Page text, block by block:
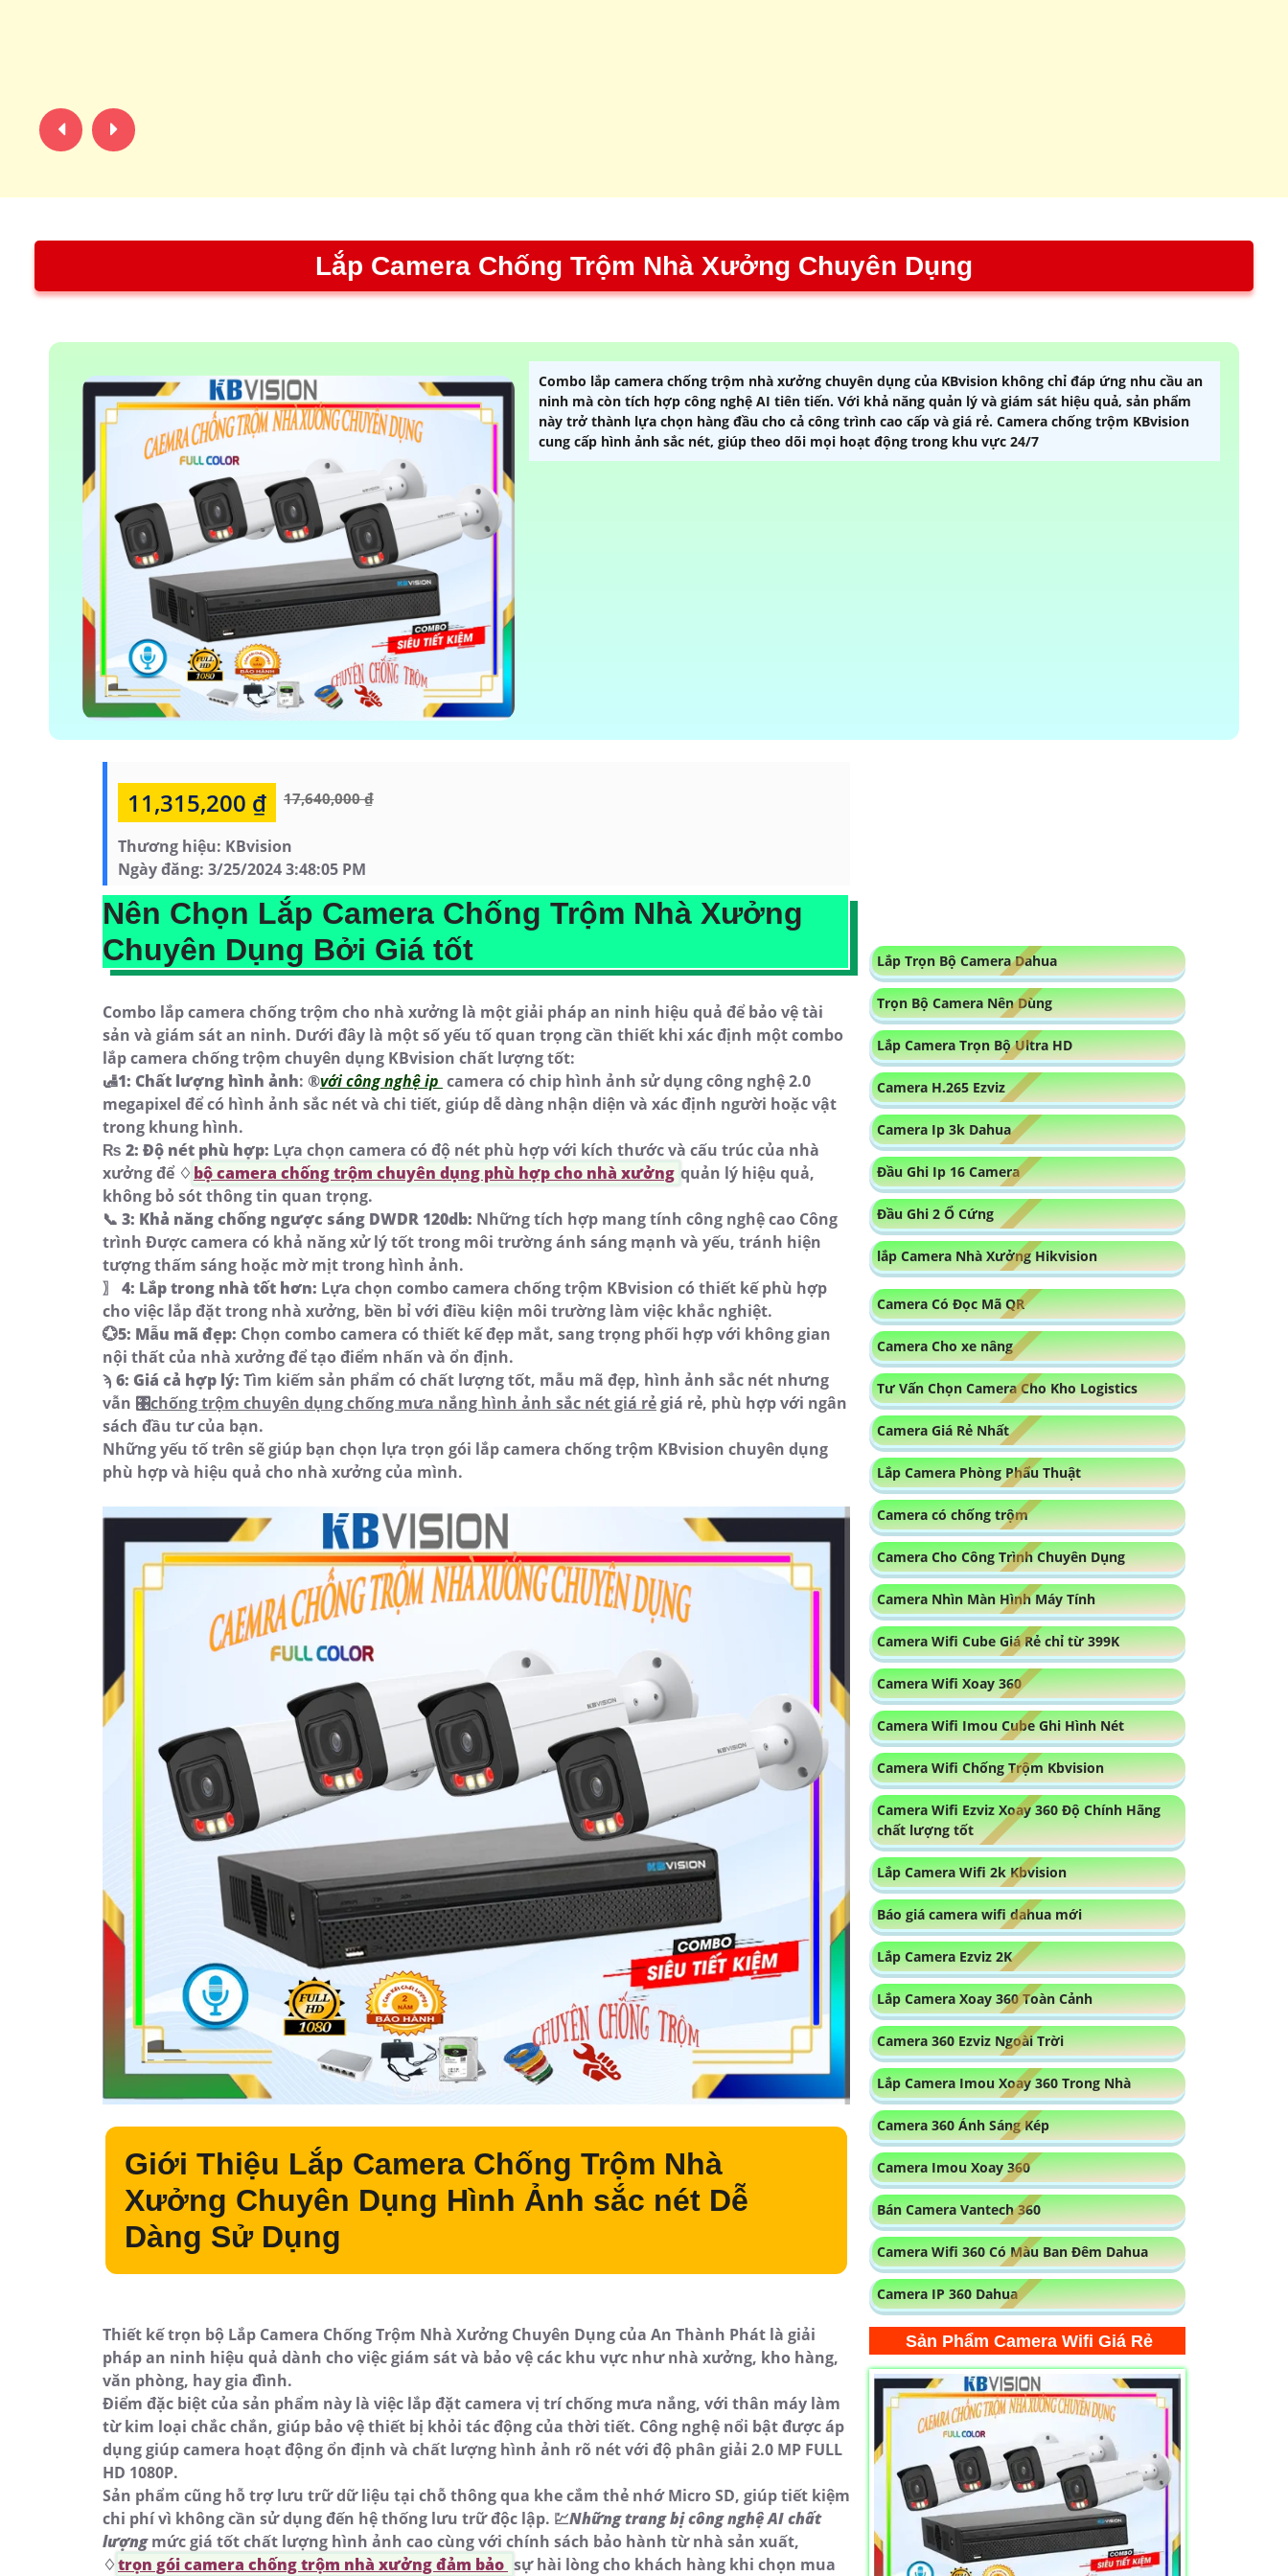
Lắp Camera Chống Trộm Nhà Xưởng Chuyên Dụng
Combo lắp camera chống trộm nhà xưởng chuyên dụng của KBvision không chỉ đáp ứng nhu cầu an
ninh mà còn tích hợp công nghệ AI tiên tiến. Với khả năng quản lý và giám sát hiệu quả, sản phẩm
này trở thành lựa chọn hàng đầu cho cả công trình cao cấp và giá rẻ. Camera chống trộm KBvision
cung cấp hình ảnh sắc nét, giúp theo dõi mọi hoạt động trong khu vực 24/7
11,315,200 ₫ 17,640,000 ₫
Thương hiệu: KBvision
Ngày đăng: 3/25/2024 3:48:05 PM
Nên Chọn Lắp Camera Chống Trộm Nhà Xưởng
Chuyên Dụng Bởi Giá tốt
Combo lắp camera chống trộm cho nhà xưởng là một giải pháp an ninh hiệu quả để bảo vệ tài
sản và giám sát an ninh. Dưới đây là một số yếu tố quan trọng cần thiết khi xác định một combo
lắp camera chống trộm chuyên dụng KBvision chất lượng tốt:
🛃1: Chất lượng hình ảnh: ®️với công nghệ ip camera có chip hình ảnh sử dụng công nghệ 2.0
megapixel để có hình ảnh sắc nét và chi tiết, giúp dễ dàng nhận diện và xác định người hoặc vật
trong khung hình.
₨ 2: Độ nét phù hợp: Lựa chọn camera có độ nét phù hợp với kích thước và cấu trúc của nhà
xưởng để ♢ bộ camera chống trộm chuyên dụng phù hợp cho nhà xưởng quản lý hiệu quả,
không bỏ sót thông tin quan trọng.
📞 3: Khả năng chống ngược sáng DWDR 120db: Những tích hợp mang tính công nghệ cao Công
trình Được camera có khả năng xử lý tốt trong môi trường ánh sáng mạnh và yếu, tránh hiện
tượng thấm sáng hoặc mờ mịt trong hình ảnh.
〗 4: Lắp trong nhà tốt hơn: Lựa chọn combo camera chống trộm KBvision có thiết kế phù hợp
cho việc lắp đặt trong nhà xưởng, bền bỉ với điều kiện môi trường làm việc khắc nghiệt.
💮5: Mẫu mã đẹp: Chọn combo camera có thiết kế đẹp mắt, sang trọng phối hợp với không gian
nội thất của nhà xưởng để tạo điểm nhấn và ổn định.
ϡ 6: Giá cả hợp lý: Tìm kiếm sản phẩm có chất lượng tốt, mẫu mã đẹp, hình ảnh sắc nét nhưng
vẫn 🎛chống trộm chuyên dụng chống mưa nắng hình ảnh sắc nét giá rẻgiá rẻ, phù hợp với ngân
sách đầu tư của bạn.
Những yếu tố trên sẽ giúp bạn chọn lựa trọn gói lắp camera chống trộm KBvision chuyên dụng
phù hợp và hiệu quả cho nhà xưởng của mình.
Giới Thiệu Lắp Camera Chống Trộm Nhà
Xưởng Chuyên Dụng Hình Ảnh sắc nét Dễ
Dàng Sử Dụng
Thiết kế trọn bộ Lắp Camera Chống Trộm Nhà Xưởng Chuyên Dụng của An Thành Phát là giải
pháp an ninh hiệu quả dành cho việc giám sát và bảo vệ các khu vực như nhà xưởng, kho hàng,
văn phòng, hay gia đình.
Điểm đặc biệt của sản phẩm này là việc lắp đặt camera vị trí chống mưa nắng, với thân máy làm
từ kim loại chắc chắn, giúp bảo vệ thiết bị khỏi tác động của thời tiết. Công nghệ nổi bật được áp
dụng giúp camera hoạt động ổn định và chất lượng hình ảnh rõ nét với độ phân giải 2.0 MP FULL
HD 1080P.
Sản phẩm cũng hỗ trợ lưu trữ dữ liệu tại chỗ thông qua khe cắm thẻ nhớ Micro SD, giúp tiết kiệm
chi phí vì không cần sử dụng đến hệ thống lưu trữ độc lập. 💹Những trang bị công nghệ AI chất
lượngmức giá tốt chất lượng hình ảnh cao cùng với chính sách bảo hành từ nhà sản xuất,
♢trọn gói camera chống trộm nhà xưởng đảm bảo sự hài lòng cho khách hàng khi chọn mua
Đầu Ghi Ip 16 Camera
Đầu Ghi 2 Ổ Cứng
lắp Camera Nhà Xưởng Hikvision
Camera Có Đọc Mã QR
Camera Cho xe nâng
Tư Vấn Chọn Camera Cho Kho Logistics
Camera Giá Rẻ Nhất
Lắp Camera Phòng Phẩu Thuật
Camera có chống trộm
Camera Cho Công Trình Chuyên Dụng
Camera Nhìn Màn Hình Máy Tính
Camera Wifi Cube Giá Rẻ chỉ từ 399K
Camera Wifi Xoay 360
Camera Wifi Imou Cube Ghi Hình Nét
Camera Wifi Chống Trộm Kbvision
Camera Wifi Ezviz Xoay 360 Độ Chính Hãng
chất lượng tốt
Lắp Camera Wifi 2k Kbvision
Báo giá camera wifi dahua mới
Lắp Camera Ezviz 2K
Lắp Camera Xoay 360 Toàn Cảnh
Camera 360 Ezviz Ngoài Trời
Lắp Camera Imou Xoay 360 Trong Nhà
Camera 360 Ánh Sáng Kép
Camera Imou Xoay 360
Bán Camera Vantech 360
Camera Wifi 360 Có Màu Ban Đêm Dahua
Camera IP 360 Dahua
Sản Phẩm Camera Wifi Giá Rẻ
LẮP CAMERA CHỐNG TRỘM NHÀ XƯỞNG
CHUYÊN DỤNG
11,315,200 ₫
17,640,000 ₫